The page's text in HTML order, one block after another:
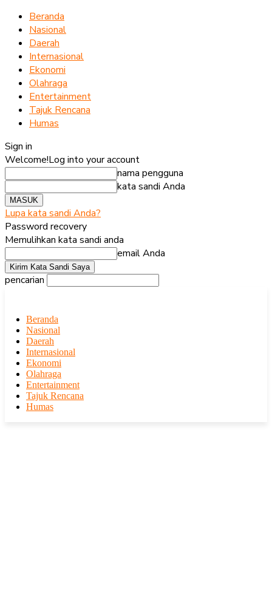
Beranda
Nasional
Daerah
Internasional
Ekonomi
Olahraga
Entertainment
Tajuk Rencana
Humas
Sign in
Welcome!Log into your account
nama pengguna
kata sandi Anda
Lupa kata sandi Anda?
Password recovery
Memulihkan kata sandi anda
email Anda
pencarian
Beranda
Nasional
Daerah
Internasional
Ekonomi
Olahraga
Entertainment
Tajuk Rencana
Humas